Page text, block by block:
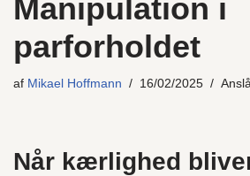
Manipulation i
parforholdet
af Mikael Hoffmann 16/02/2025
Når kærlighed